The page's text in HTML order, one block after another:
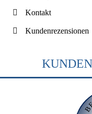
Kontakt
Kundenrezensionen